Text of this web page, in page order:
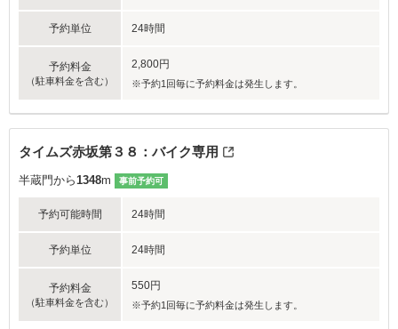
予約単位 24時間
予約料金
（駐車料金を含む）
2,800円
※予約1回毎に予約料金は発生します。
タイムズ赤坂第３８：バイク専用
半蔵門から1348m 事前予約可
予約可能時間 24時間
予約単位 24時間
予約料金
（駐車料金を含む）
550円
※予約1回毎に予約料金は発生します。